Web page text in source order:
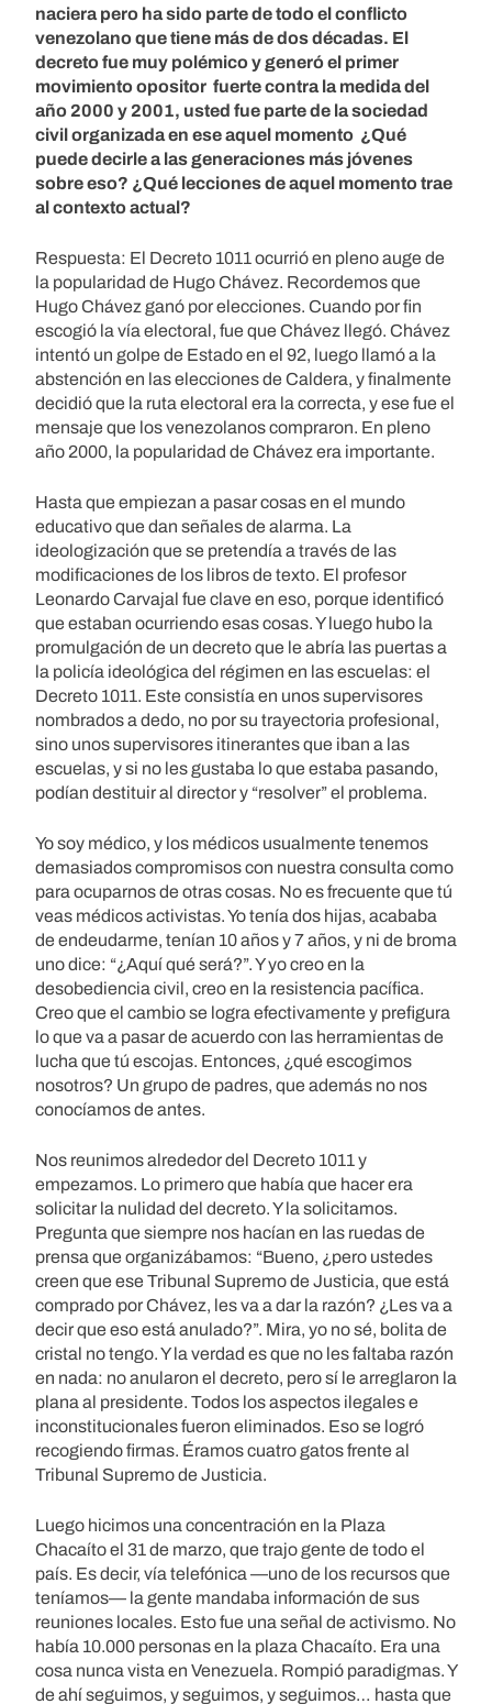
naciera pero ha sido parte de todo el conflicto
venezolano que tiene más de dos décadas. El
decreto fue muy polémico y generó el primer
movimiento opositor fuerte contra la medida del
año 2000 y 2001, usted fue parte de la sociedad
civil organizada en ese aquel momento ¿Qué
puede decirle a las generaciones más jóvenes
sobre eso? ¿Qué lecciones de aquel momento trae
al contexto actual?
Respuesta: El Decreto 1011 ocurrió en pleno auge de
la popularidad de Hugo Chávez. Recordemos que
Hugo Chávez ganó por elecciones. Cuando por fin
escogió la vía electoral, fue que Chávez llegó. Chávez
intentó un golpe de Estado en el 92, luego llamó a la
abstención en las elecciones de Caldera, y finalmente
decidió que la ruta electoral era la correcta, y ese fue el
mensaje que los venezolanos compraron. En pleno
año 2000, la popularidad de Chávez era importante.
Hasta que empiezan a pasar cosas en el mundo
educativo que dan señales de alarma. La
ideologización que se pretendía a través de las
modificaciones de los libros de texto. El profesor
Leonardo Carvajal fue clave en eso, porque identificó
que estaban ocurriendo esas cosas. Y luego hubo la
promulgación de un decreto que le abría las puertas a
la policía ideológica del régimen en las escuelas: el
Decreto 1011. Este consistía en unos supervisores
nombrados a dedo, no por su trayectoria profesional,
sino unos supervisores itinerantes que iban a las
escuelas, y si no les gustaba lo que estaba pasando,
podían destituir al director y “resolver” el problema.
Yo soy médico, y los médicos usualmente tenemos
demasiados compromisos con nuestra consulta como
para ocuparnos de otras cosas. No es frecuente que tú
veas médicos activistas. Yo tenía dos hijas, acababa
de endeudarme, tenían 10 años y 7 años, y ni de broma
uno dice: “¿Aquí qué será?”. Y yo creo en la
desobediencia civil, creo en la resistencia pacífica.
Creo que el cambio se logra efectivamente y prefigura
lo que va a pasar de acuerdo con las herramientas de
lucha que tú escojas. Entonces, ¿qué escogimos
nosotros? Un grupo de padres, que además no nos
conocíamos de antes.
Nos reunimos alrededor del Decreto 1011 y
empezamos. Lo primero que había que hacer era
solicitar la nulidad del decreto. Y la solicitamos.
Pregunta que siempre nos hacían en las ruedas de
prensa que organizábamos: “Bueno, ¿pero ustedes
creen que ese Tribunal Supremo de Justicia, que está
comprado por Chávez, les va a dar la razón? ¿Les va a
decir que eso está anulado?”. Mira, yo no sé, bolita de
cristal no tengo. Y la verdad es que no les faltaba razón
en nada: no anularon el decreto, pero sí le arreglaron la
plana al presidente. Todos los aspectos ilegales e
inconstitucionales fueron eliminados. Eso se logró
recogiendo firmas. Éramos cuatro gatos frente al
Tribunal Supremo de Justicia.
Luego hicimos una concentración en la Plaza
Chacaíto el 31 de marzo, que trajo gente de todo el
país. Es decir, vía telefónica —uno de los recursos que
teníamos— la gente mandaba información de sus
reuniones locales. Esto fue una señal de activismo. No
había 10.000 personas en la plaza Chacaíto. Era una
cosa nunca vista en Venezuela. Rompió paradigmas. Y
de ahí seguimos, y seguimos, y seguimos… hasta que